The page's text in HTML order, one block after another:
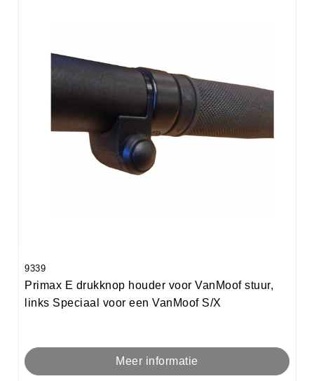
9339
Primax E drukknop houder voor VanMoof stuur,
links Speciaal voor een VanMoof S/X
Meer informatie